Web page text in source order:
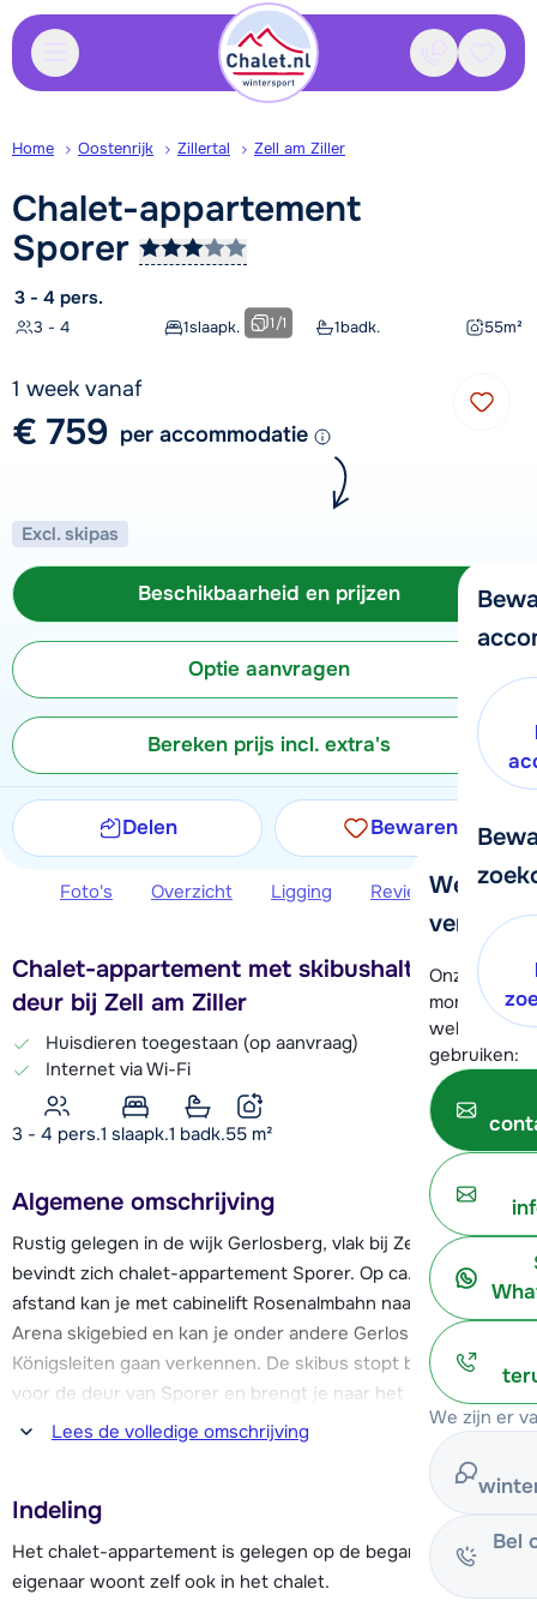
Contact
We
verder!
Onze
moment
wel alvast
gebruiken:
We zijn er
Bel
Home Oostenrijk Zillertal Zell am Ziller
Chalet-appartement
Sporer
3 - 4 pers.
3 - 4 1slaapk. 1badk. 55m²
1/1
1 week vanaf
€ 759 per accommodatie
Excl. skipas
Beschikbaarheid en prijzen
Optie aanvragen
Bereken prijs incl. extra's
Delen Bewaren
Foto's Overzicht Ligging Reviews
Chalet-appartement met skibushalte voor de
deur bij Zell am Ziller
Huisdieren toegestaan (op aanvraag)
Internet via Wi-Fi
3 - 4 pers.1 slaapk.1 badk.55 m²
Algemene omschrijving
Rustig gelegen in de wijk Gerlosberg, vlak bij Zell am Ziller,
bevindt zich chalet-appartement Sporer. Op ca. 9,5 km
afstand kan je met cabinelift Rosenalmbahn naar het Zillertal
Arena skigebied en kan je onder andere Gerlos en
Königsleiten gaan verkennen. De skibus stopt bijna direct
voor de deur van Sporer en brengt je naar het skigebied
toe.
Het centrum van Zell am Ziller begint op ca. 7,5 km afstand
en is voorzien van diverse restaurants, bars, winkels en een
supermarkt. Rondom Zell am Ziller zijn meerdere loipes voor
langlaufers te vinden en kan je wandelen langs de rivier of
Lees de volledige omschrijving
Indeling
Het chalet-appartement is gelegen op de begane grond. De
eigenaar woont zelf ook in het chalet.